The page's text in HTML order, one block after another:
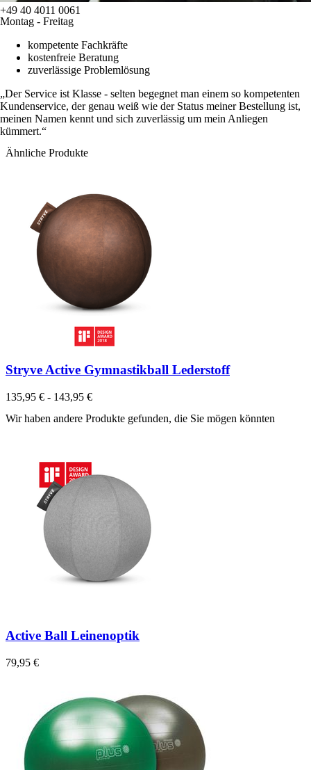
+49 40 4011 0061
Montag - Freitag
kompetente Fachkräfte
kostenfreie Beratung
zuverlässige Problemlösung
Der Service ist Klasse - selten begegnet man einem so kompetenten
Kundenservice, der genau weiß wie der Status meiner Bestellung ist,
meinen Namen kennt und sich zuverlässig um mein Anliegen
kümmert.
Ähnliche Produkte
Stryve Active Gymnastikball Lederstoff
135,95 € - 143,95 €
Wir haben andere Produkte gefunden, die Sie mögen könnten
Active Ball Leinenoptik
79,95 €